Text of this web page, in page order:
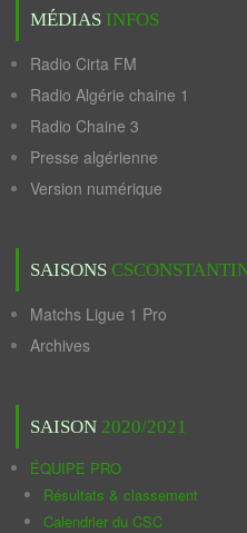
MÉDIAS INFOS
Radio Cirta FM
Radio Algérie chaine 1
Radio Chaine 3
Presse algérienne
Version numérique
SAISONS
Matchs Ligue 1 Pro
Archives
SAISON 2020/2021
ÉQUIPE PRO
Résultats & classement
Calendrier du CSC